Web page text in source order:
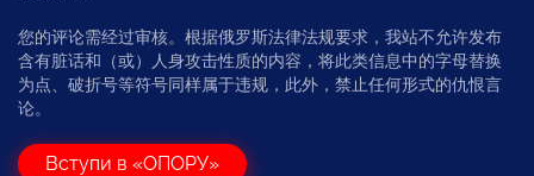
您的评论需经过审核。根据俄罗斯法律法规要求，我站不允许发布
含有脏话和（或）人身攻击性质的内容，将此类信息中的字母替换
为点、破折号等符号同样属于违规，此外，禁止任何形式的仇恨言
论。
Вступи в «ОПОРУ»